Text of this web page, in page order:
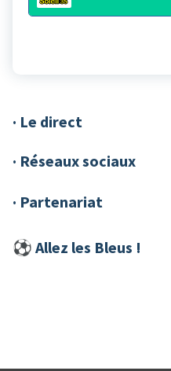
· Le direct
· Réseaux sociaux
· Partenariat
⚽︎ Allez les Bleus !